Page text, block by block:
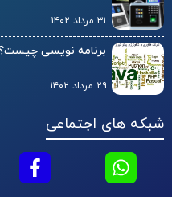
۳۱ مرداد ۱۴۰۲
برنامه نویسی چیست؟
۲۹ مرداد ۱۴۰۲
شبکه های اجتماعی